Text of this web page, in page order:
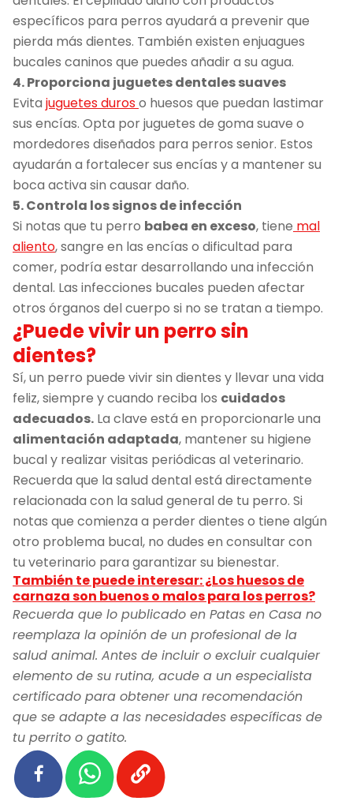
específicos para perros ayudará a prevenir que
pierda más dientes. También existen enjuagues
bucales caninos que puedes añadir a su agua.
4. Proporciona juguetes dentales suaves
Evita juguetes duroso huesos que puedan lastimar
sus encías. Opta por juguetes de goma suave o
mordedores diseñados para perros senior. Estos
ayudarán a fortalecer sus encías y a mantener su
boca activa sin causar daño.
5. Controla los signos de infección
Si notas que tu perro babea en exceso, tiene mal
aliento, sangre en las encías o dificultad para
comer, podría estar desarrollando una infección
dental. Las infecciones bucales pueden afectar
otros órganos del cuerpo si no se tratan a tiempo.
¿Puede vivir un perro sin
dientes?
Sí, un perro puede vivir sin dientes y llevar una vida
feliz, siempre y cuando reciba los cuidados
adecuados. La clave está en proporcionarle una
alimentación adaptada, mantener su higiene
bucal y realizar visitas periódicas al veterinario.
Recuerda que la salud dental está directamente
relacionada con la salud general de tu perro. Si
notas que comienza a perder dientes o tiene algún
otro problema bucal, no dudes en consultar con
tu veterinario para garantizar su bienestar.
También te puede interesar: ¿Los huesos de
carnaza son buenos o malos para los perros?
Recuerda que lo publicado en Patas en Casa no
reemplaza la opinión de un profesional de la
salud animal. Antes de incluir o excluir cualquier
elemento de su rutina, acude a un especialista
certificado para obtener una recomendación
que se adapte a las necesidades específicas de
tu perrito o gatito.